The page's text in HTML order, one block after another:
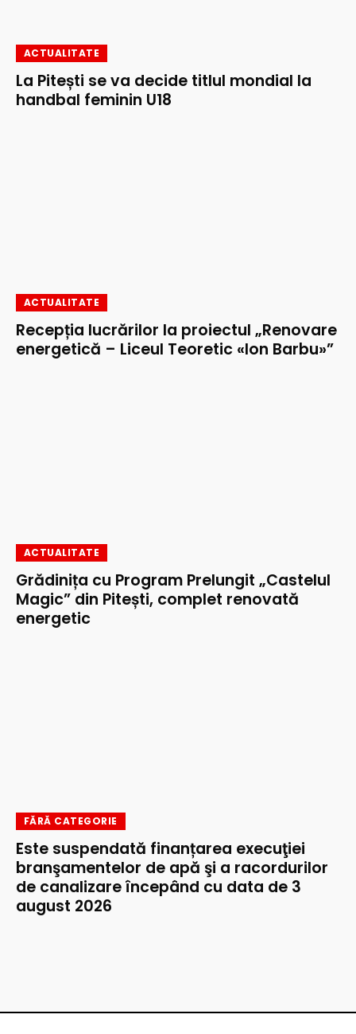
ACTUALITATE
La Pitești se va decide titlul mondial la
handbal feminin U18
ACTUALITATE
Recepția lucrărilor la proiectul „Renovare
energetică – Liceul Teoretic «Ion Barbu»”
ACTUALITATE
Grădinița cu Program Prelungit „Castelul
Magic” din Pitești, complet renovată
energetic
FĂRĂ CATEGORIE
Este suspendată finanțarea execuţiei
branşamentelor de apă şi a racordurilor
de canalizare începând cu data de 3
august 2026